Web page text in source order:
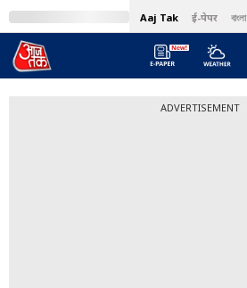
Aaj Tak ई-पेपर বাংলা
ADVERTISEMENT